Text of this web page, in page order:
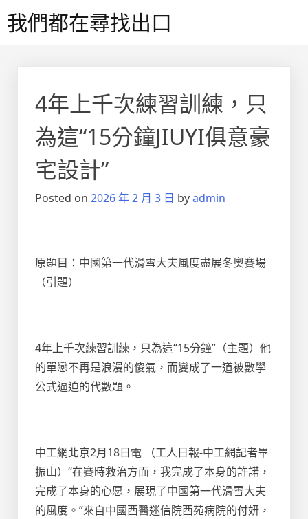
to我們都在尋找出口
4年上千次練習訓練，只
為這“15分鐘JIUYI俱意豪
宅設計”
Posted on 2026 年 2 月 3 日 byadmin
原題目：中國第一代滑雪大夫風度盡展冬奧賽場
（引題）
4年上千次練習訓練，只為這“15分鐘”（主題）他
的單戀不再是浪漫的傻氣，而變成了一道被數學
公式逼迫的代數題。
中工網北京2月18日電 （工人日報-中工網記者畢
振山）“在賽時救治方面，我完成了本身的許諾，
完成了本身的心愿，展現了中國第一代滑雪大夫
的風度。”來自中國西醫迷信院西苑病院的付妍，